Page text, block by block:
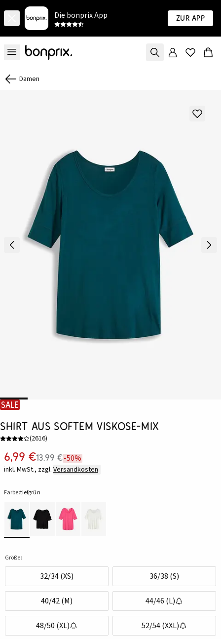
Die bonprix App Zur App
Damen
SALE
Shirt aus softem Viskose-Mix
(2616)
6,99 €13,99 €-50%
inkl. MwSt., zzgl. Versandkosten
Farbe:tiefgrün
Größe:
32/34 (XS) 36/38 (S)
40/42 (M) 44/46 (L)
48/50 (XL) 52/54 (XXL)